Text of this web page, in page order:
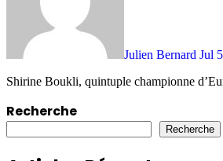
Julien Bernard Jul
Shirine Boukli, quintuple championne
Recherche
Recherche